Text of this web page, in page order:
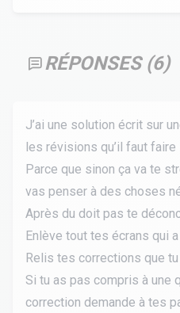
RÉPONSES (6)
J’ai une solution écrit sur
les révisions qu’il faut faire
Parce que sinon ça va te
vas penser à des choses
Après du doit pas te
Enlève tout tes écrans qui
Relis tes corrections que
Si tu as pas compris à une
correction demande à tes